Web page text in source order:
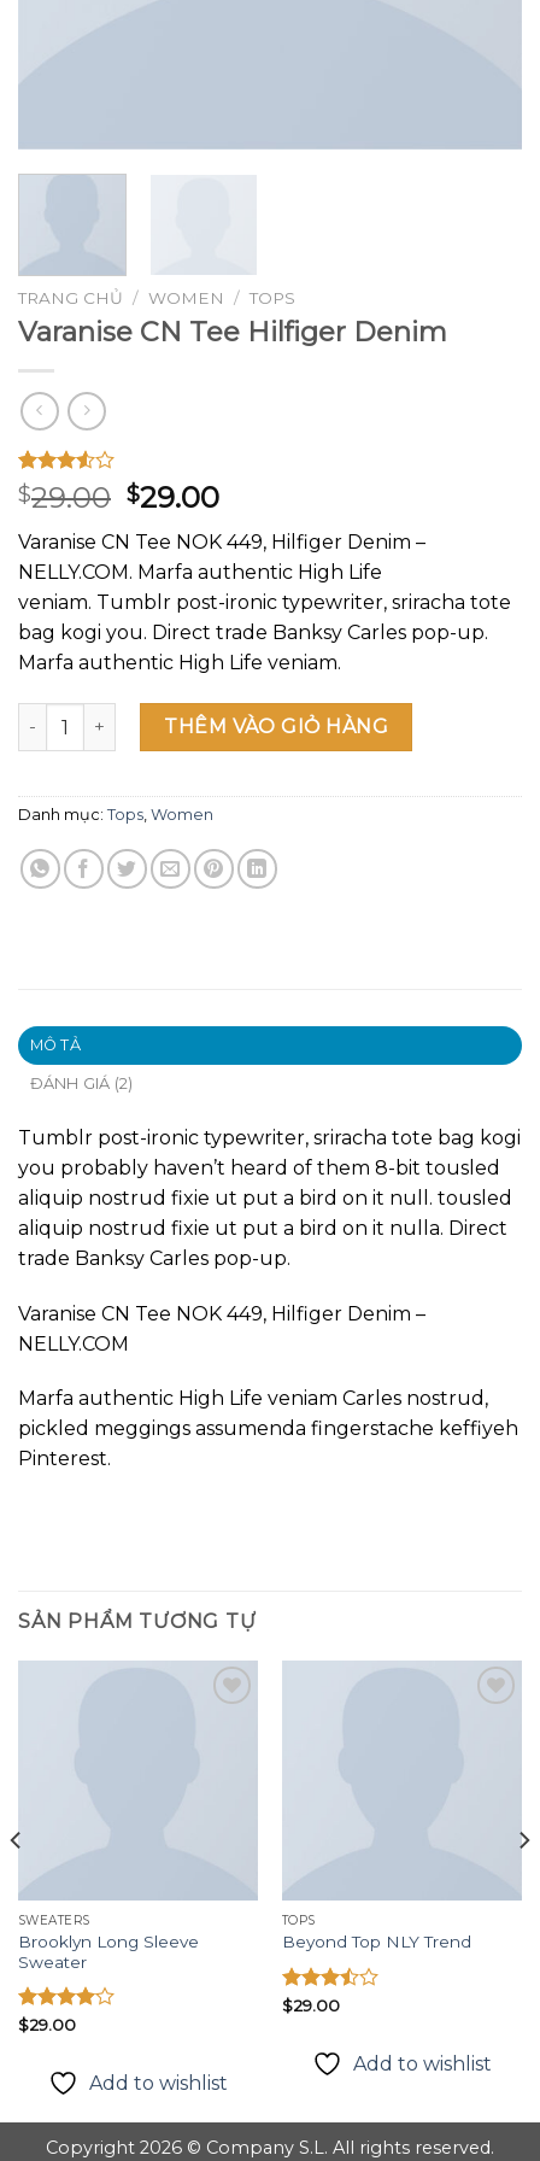
TRANG CHỦ / WOMEN / TOPS
Varanise CN Tee Hilfiger Denim
3.50
trên 5
2
đánh
giá
$29.00 Giá
gốc
là:
$29.00.
$29.00Giá
hiện
tại
là:
$29.00.
Varanise CN Tee NOK 449, Hilfiger Denim –
NELLY.COM. Marfa authentic High Life
veniam. Tumblr post-ironic typewriter, sriracha tote
bag kogi you. Direct trade Banksy Carles pop-up.
Marfa authentic High Life veniam.
Varanise CN Tee Hilfiger Denim số lượng
THÊM VÀO GIỎ HÀNG
Danh mục: Tops Women
MÔ TẢ
ĐÁNH GIÁ (2)
Tumblr post-ironic typewriter, sriracha tote bag kogi
you probably haven’t heard of them 8-bit tousled
aliquip nostrud fixie ut put a bird on it null. tousled
aliquip nostrud fixie ut put a bird on it nulla. Direct
trade Banksy Carles pop-up.
Varanise CN Tee NOK 449, Hilfiger Denim –
NELLY.COM
Marfa authentic High Life veniam Carles nostrud,
pickled meggings assumenda fingerstache keffiyeh
Pinterest.
SẢN PHẨM TƯƠNG TỰ
SWEATERS
Brooklyn Long Sleeve
Sweater
Được
$29.00
Add to wishlist
TOPS
Beyond Top NLY Trend
Được
3.505
$29.00
Add to wishlist
Copyright 2026 © Company S.L. All rights reserved.